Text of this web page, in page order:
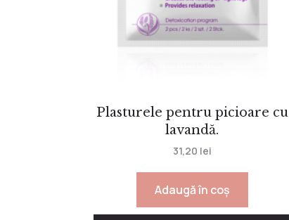
Plasturele pentru picioare cu
lavandă.
31,20 lei
Adaugă în coș